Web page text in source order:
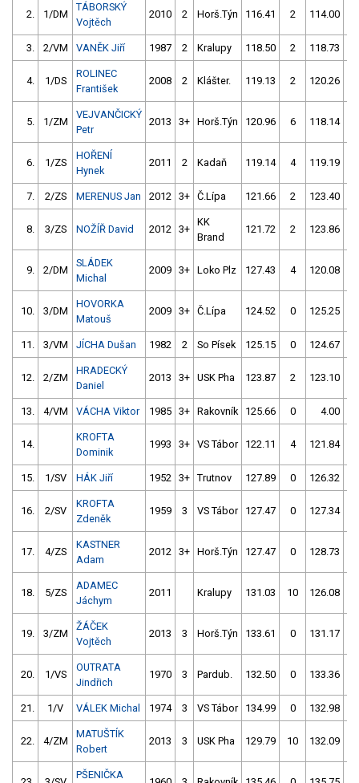
2. 1/DM
TÁBORSKÝ
Vojtěch
2010 2 Horš.Týn 116.41 2 114.00
3. 2/VM VANĚK Jiří 1987 2 Kralupy 118.50 2 118.73
4. 1/DS
ROLINEC
František
2008 2 Klášter. 119.13 2 120.26
5. 1/ZM
VEJVANČICKÝ
Petr
2013 3+ Horš.Týn 120.96 6 118.14
6. 1/ZS
HOŘENÍ
Hynek
2011 2 Kadaň 119.14 4 119.19
7. 2/ZS MERENUS Jan 2012 3+ Č.Lípa 121.66 2 123.40
8. 3/ZS NOŽÍŘ David 2012 3+
KK
Brand
121.72 2 123.86
9. 2/DM
SLÁDEK
Michal
2009 3+ Loko Plz 127.43 4 120.08
10. 3/DM
HOVORKA
Matouš
2009 3+ Č.Lípa 124.52 0 125.25
11. 3/VM JÍCHA Dušan 1982 2 So Písek 125.15 0 124.67
12. 2/ZM
HRADECKÝ
Daniel
2013 3+ USK Pha 123.87 2 123.10
13. 4/VM VÁCHA Viktor 1985 3+ Rakovník 125.66 0 4.00
14.
KROFTA
Dominik
1993 3+ VS Tábor 122.11 4 121.84
15. 1/SV HÁK Jiří 1952 3+ Trutnov 127.89 0 126.32
16. 2/SV
KROFTA
Zdeněk
1959 3 VS Tábor 127.47 0 127.34
17. 4/ZS
KASTNER
Adam
2012 3+ Horš.Týn 127.47 0 128.73
18. 5/ZS
ADAMEC
Jáchym
2011 Kralupy 131.03 10 126.08
19. 3/ZM
ŽÁČEK
Vojtěch
2013 3 Horš.Týn 133.61 0 131.17
20. 1/VS
OUTRATA
Jindřich
1970 3 Pardub. 132.50 0 133.36
21. 1/V VÁLEK Michal 1974 3 VS Tábor 134.99 0 132.98
22. 4/ZM
MATUŠTÍK
Robert
2013 3 USK Pha 129.79 10 132.09
PŠENIČKA